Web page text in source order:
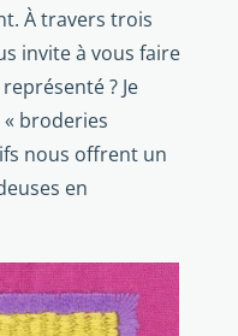
À travers trois
invite à vous faire
? Je
broderies
nous offrent un
en